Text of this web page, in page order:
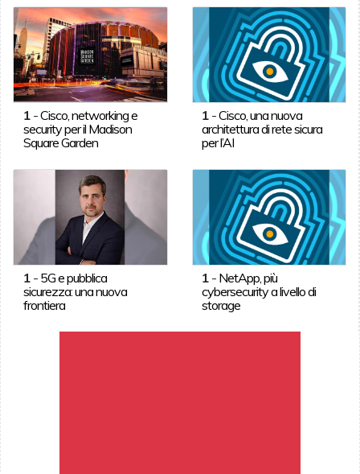
1-Cisco, networking e
security per il Madison
Square Garden
1 -Cisco, una nuova
architettura di rete sicura
per l’AI
1- 5G e pubblica
sicurezza: una nuova
frontiera
1 - NetApp, più
cybersecurity a livello di
storage